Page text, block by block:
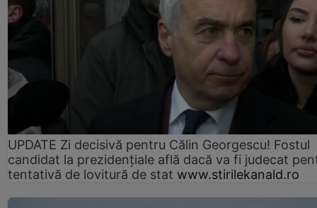
UPDATE Zi decisivă pentru Călin Georgescu! Fostul
candidat la prezidențiale află dacă va fi judecat
tentativă de lovitură de stat www.stirilekanald.ro